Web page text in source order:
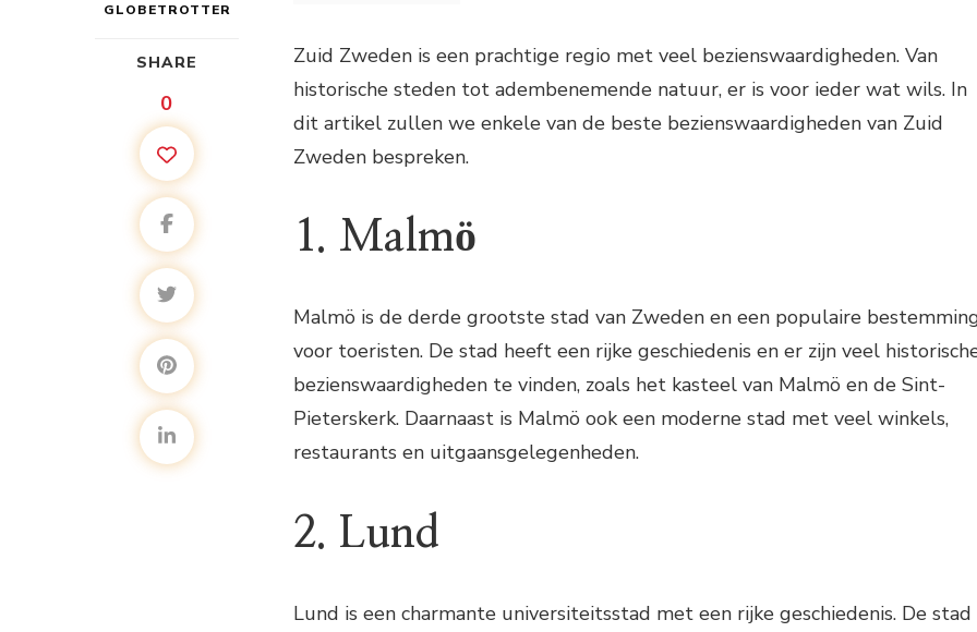
GLOBETROTTER
SHARE
0
Zuid Zweden is een prachtige regio met veel bezienswaardigheden. Van
historische steden tot adembenemende natuur, er is voor ieder wat wils. In
dit artikel zullen we enkele van de beste bezienswaardigheden van Zuid
Zweden bespreken.
1. Malmö
Malmö is de derde grootste stad van Zweden en een populaire
voor toeristen. De stad heeft een rijke geschiedenis en er zijn veel
bezienswaardigheden te vinden, zoals het kasteel van Malmö en de Sint-
Pieterskerk. Daarnaast is Malmö ook een moderne stad met veel winkels,
restaurants en uitgaansgelegenheden.
2. Lund
Lund is een charmante universiteitsstad met een rijke geschiedenis. De stad